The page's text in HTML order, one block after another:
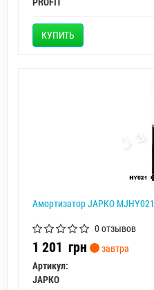
КУПИТЬ
Амортизатор JAPKO MJHY021
0 отзывов
1 201 грн
завтра
Артикул:
JAPKO